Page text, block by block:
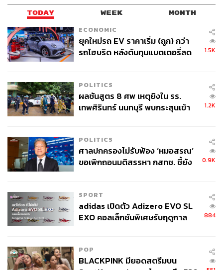
TODAY WEEK MONTH
ECONOMIC
ยุคใหม่รถ EV ราคาเริ่ม (ถูก) กว่า
รถไฮบริด หลังต้นทุนแบตเตอรี่ลด
1.5K
POLITICS
ผลชันสูตร 8 ศพ เหตุยิงใน รร.
เทพศิรินทร์ นนทบุรี พบกระสุนเข้า
1.2K
POLITICS
ศาลปกครองไม่รับฟ้อง ‘หมอสรณ’
ขอเพิกถอนมติสรรหา กสทช. ชี้ยัง
0.9K
SPORT
adidas เปิดตัว Adizero EVO SL
EXO คอลเล็กชันพิเศษรับฤดูกาล
884
POP
BLACKPINK มียอดสตรีมบน